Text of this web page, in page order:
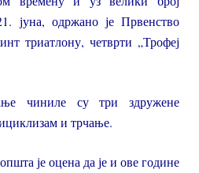
јуна, одржано је Првенство
триатлону, четврти „Трофеј
чиниле су три здружене
и трчање.
је оцена да је и ове године